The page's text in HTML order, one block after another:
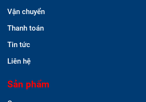
Vận chuyển
Thanh toán
Tin tức
Liên hệ
Sản phẩm